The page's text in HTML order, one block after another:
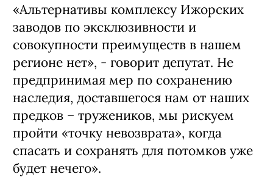
«Альтернативы комплексу Ижорских
заводов по эксклюзивности и
совокупности преимуществ в нашем
регионе нет», - говорит депутат. Не
предпринимая мер по сохранению
наследия, доставшегося нам от наших
предков – тружеников, мы рискуем
пройти «точку невозврата», когда
спасать и сохранять для потомков уже
будет нечего».